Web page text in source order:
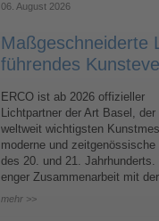
06. August 2026
Maßgeschneiderte
führendes
ERCO ist ab 2026 offizieller
Lichtpartner der Art Basel, der
weltweit wichtigsten
moderne und zeitgenössische
des 20. und 21. Jahrhunderts.
enger Zusammenarbeit mit
mehr >>